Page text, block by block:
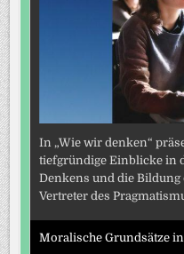
In „Wie wir denken“
tiefgründige Einblicke in
Denkens und die Bildung
Vertreter des
Moralische Grundsätze